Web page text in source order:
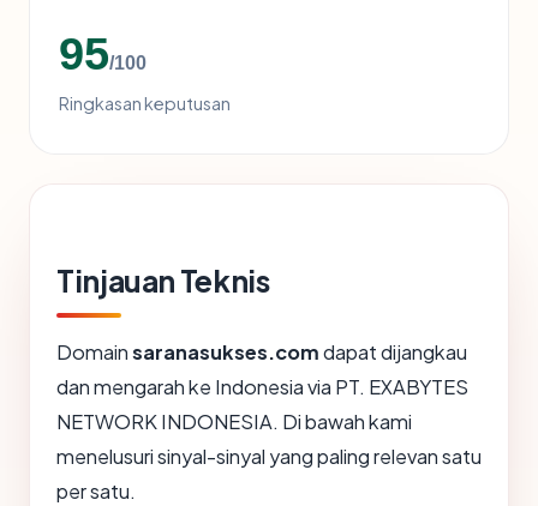
95/100
Ringkasan keputusan
Tinjauan Teknis
Domainsaranasukses.comdapat dijangkau
dan mengarah ke Indonesia via PT. EXABYTES
NETWORK INDONESIA. Di bawah kami
menelusuri sinyal-sinyal yang paling relevan satu
per satu.